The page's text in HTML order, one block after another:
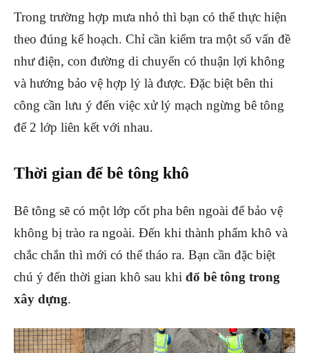
Trong trường hợp mưa nhỏ thì bạn có thể thực hiện
theo đúng kế hoạch. Chỉ cần kiểm tra một số vấn đề
như điện, con đường di chuyển có thuận lợi không
và hướng bảo vệ hợp lý là được. Đặc biệt bên thi
công cần lưu ý đến việc xử lý mạch ngừng bê tông
để 2 lớp liên kết với nhau.
Thời gian để bê tông khô
Bê tông sẽ có một lớp cốt pha bên ngoài để bảo vệ
không bị trào ra ngoài. Đến khi thành phẩm khô và
chắc chắn thì mới có thể tháo ra. Bạn cần đặc biệt
chú ý đến thời gian khô sau khi đổ bê tông trong
xây dựng.